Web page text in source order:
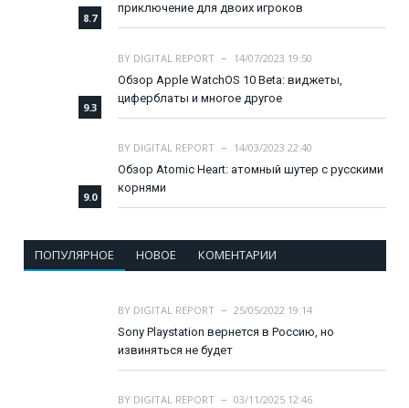
8.7
приключение для двоих игроков
9.3
BY DIGITAL REPORT
14/07/2023 19:50
Обзор Apple WatchOS 10 Beta: виджеты,
циферблаты и многое другое
9.0
BY DIGITAL REPORT
14/03/2023 22:40
Обзор Atomic Heart: атомный шутер с русскими
корнями
ПОПУЛЯРНОЕ НОВОЕ КОМЕНТАРИИ
BY DIGITAL REPORT
25/05/2022 19:14
Sony Playstation вернется в Россию, но
извиняться не будет
BY DIGITAL REPORT
03/11/2025 12:46